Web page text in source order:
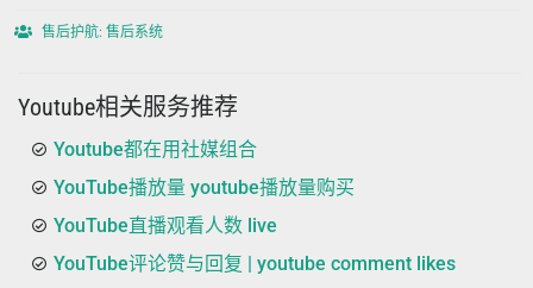
售后护航: 售后系统
Youtube相关服务推荐
Youtube都在用社媒组合
YouTube播放量 youtube播放量购买
YouTube直播观看人数 live
YouTube评论赞与回复 | youtube comment likes